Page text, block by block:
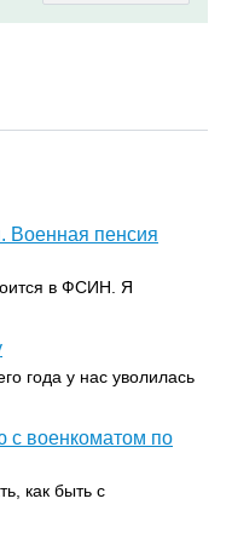
Военная пенсия
в ФСИН. Я
года у нас уволилась
с военкоматом по
как быть с